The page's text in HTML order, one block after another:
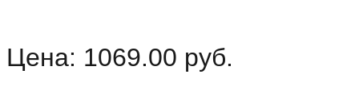
Цена: 1069.00 руб.